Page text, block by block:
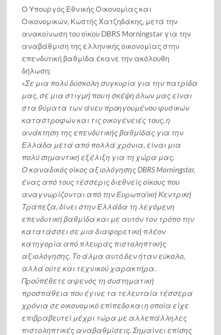
Ο Υπουργός Εθνικής Οικονομίας και
Οικονομικών, Κωστής Χατζηδάκης, μετά την
ανακοίνωση του οίκου DBRS Morningstar για την
αναβάθμιση της ελληνικής οικονομίας στην
επενδυτική βαθμίδα έκανε την ακόλουθη
δήλωση:
«Σε μια πολύ δύσκολη συγκυρία για την πατρίδα
μας, σε μια στιγμή που η σκέψη όλων μας είναι
στα θύματα των άνευ προηγουμένου φυσικών
καταστροφών και τις οικογένειές τους, η
ανάκτηση της επενδυτικής βαθμίδας για την
Ελλάδα μετά από πολλά χρόνια, είναι μια
πολύ σημαντική εξέλιξη για τη χώρα μας.
Ο καναδικός οίκος αξιολόγησης DBRS Morningstar,
ένας από τους τέσσερις διεθνείς οίκους που
αναγνωρίζονται από την Ευρωπαϊκή Κεντρική
Τράπεζα, δίνει στην Ελλάδα τη λεγόμενη
επενδυτική βαθμίδα και με αυτόν τον τρόπο την
κατατάσσει σε μια διαφορετική πλέον
κατηγορία από πλευράς πιστοληπτικής
αξιολόγησης. Το άλμα αυτό δεν ήταν εύκολο,
αλλά ούτε και τεχνικού χαρακτήρα.
Προϋπέθετε αφενός τη συστηματική
προσπάθεια που έγινε τα τελευταία τέσσερα
χρόνια σε οικονομικό επίπεδο και η οποία είχε
επιβραβευτεί μέχρι τώρα με αλλεπάλληλες
πιστοληπτικές αναβαθμίσεις. Σημαίνει επίσης